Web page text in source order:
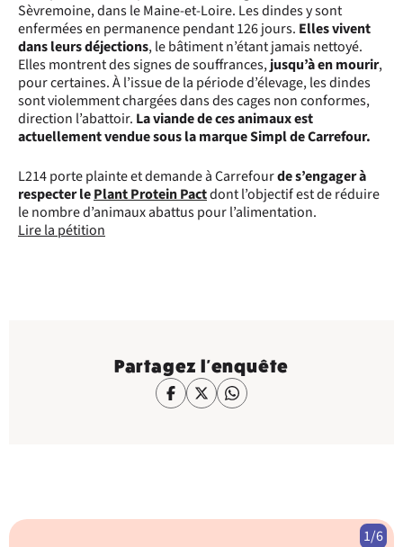
Sèvremoine, dans le Maine-et-Loire. Les dindes y sont
enfermées en permanence pendant 126 jours. Elles vivent
dans leurs déjections, le bâtiment n’étant jamais nettoyé.
Elles montrent des signes de souffrances,jusqu’à en mourir,
pour certaines. À l’issue de la période d’élevage, les dindes
sont violemment chargées dans des cages non conformes,
direction l’abattoir. La viande de ces animaux est
actuellement vendue sous la marque Simpl de Carrefour.
L214 porte plainte et demande à Carrefourde s’engager à
respecter lePlant Protein Pactdont l’objectif est de réduire
le nombre d’animaux abattus pour l’alimentation.
Lire la pétition
Partagez l'enquête
1/6